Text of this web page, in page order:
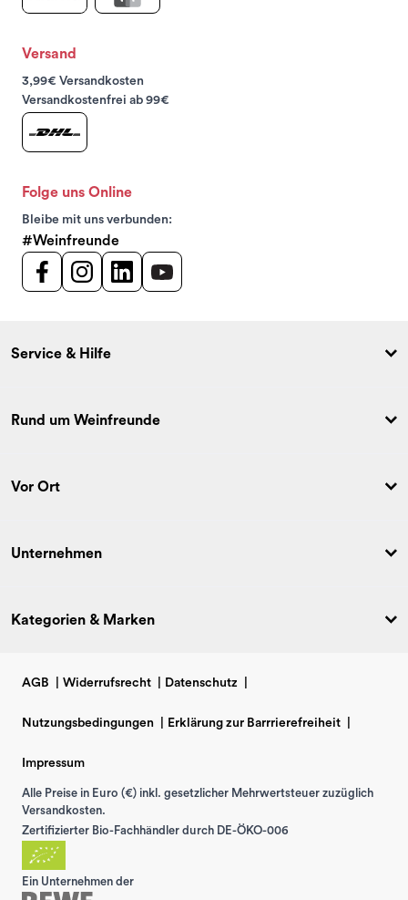
Versand
3,99€ Versandkosten
Versandkostenfrei ab 99€
Folge uns Online
Bleibe mit uns verbunden:
#Weinfreunde
Service & Hilfe
Rund um Weinfreunde
Vor Ort
Unternehmen
Kategorien & Marken
AGB Widerrufsrecht Datenschutz
Nutzungsbedingungen Erklärung zur Barrrierefreiheit
Impressum
Alle Preise in Euro (€) inkl. gesetzlicher Mehrwertsteuer zuzüglich
Versandkosten.
Zertifizierter Bio-Fachhändler durch DE-ÖKO-006
Ein Unternehmen der